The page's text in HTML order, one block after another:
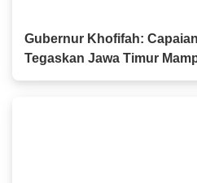
Gubernur Khofifah:
Tegaskan Jawa Timur
Pertumbuhan Ekonomi